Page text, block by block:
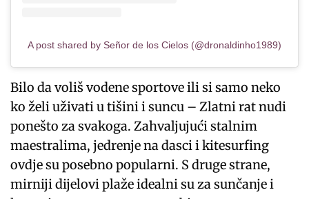
A post shared by Señor de los Cielos (@dronaldinho1989)
Bilo da voliš vodene sportove ili si samo neko
ko želi uživati u tišini i suncu – Zlatni rat nudi
ponešto za svakoga. Zahvaljujući stalnim
maestralima, jedrenje na dasci i kitesurfing
ovdje su posebno popularni. S druge strane,
mirniji dijelovi plaže idealni su za sunčanje i